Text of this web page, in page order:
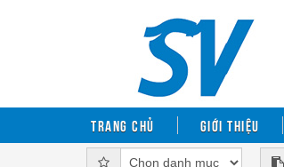
Trang chủ Giới thiệu